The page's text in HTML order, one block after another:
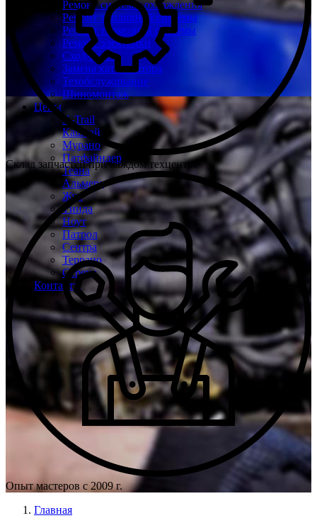
Ремонт системы охлаждения
Ремонт топливной системы
Ремонт тормозной системы
Ремонт электрики
Сход-развал
Замена катализатора
Техобслуживание
Шиномонтаж
Цены
X-Trail
Кашкай
Мурано
Патфайндер
Теана
Альмера
Жук
Тиида
Ноут
Патрол
Сентра
Террано
Серена
Контакты
Склад запчастей при каждом техцентре
Опыт мастеров с 2009 г.
Главная